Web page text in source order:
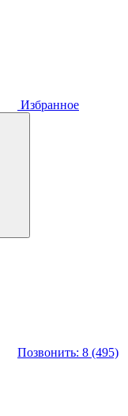
Избранное
Позвонить: 8 (495)